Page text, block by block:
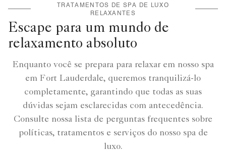
TRATAMENTOS DE SPA DE LUXO
RELAXANTES
Escape para um mundo de
relaxamento absoluto
Enquanto você se prepara para relaxar em nosso spa
em Fort Lauderdale, queremos tranquilizá-lo
completamente, garantindo que todas as suas
dúvidas sejam esclarecidas com antecedência.
Consulte nossa lista de perguntas frequentes sobre
políticas, tratamentos e serviços do nosso spa de
luxo.